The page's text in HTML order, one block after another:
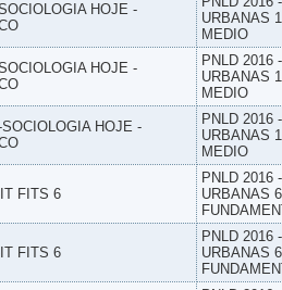
HOJE -
URBANAS
MEDIO
HOJE -
PNLD 2016
URBANAS
MEDIO
HOJE -
PNLD 2016
URBANAS
MEDIO
FITS 6
PNLD 2016
URBANAS
FITS 6
PNLD 2016
URBANAS